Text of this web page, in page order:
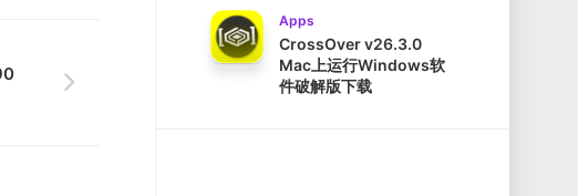
Apps
CrossOver v26.3.0
Mac上运行Windows软
件破解版下载